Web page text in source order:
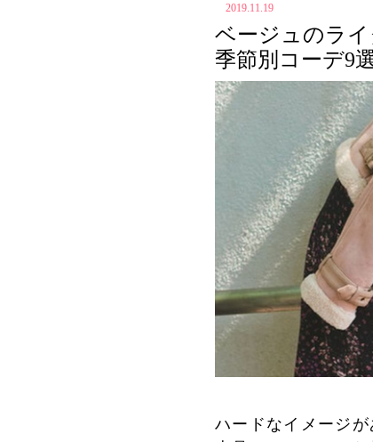
2019.11.19
ベージュのラ
季節別コーデ9
ハードなイメージ